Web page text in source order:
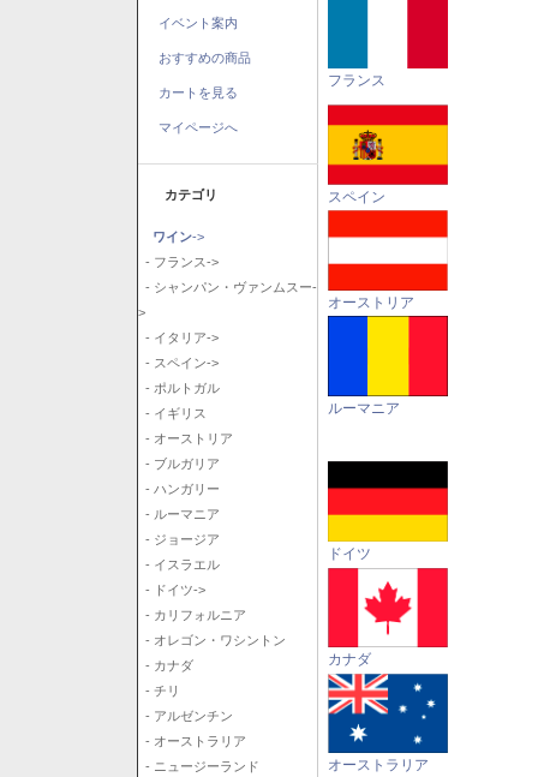
イベント案内
おすすめの商品
カートを見る
マイページへ
カテゴリ
ワイン->
- フランス->
- シャンパン・ヴァンムスー-
>
- イタリア->
- スペイン->
- ポルトガル
- イギリス
- オーストリア
- ブルガリア
- ハンガリー
- ルーマニア
- ジョージア
- イスラエル
- ドイツ->
- カリフォルニア
- オレゴン・ワシントン
- カナダ
- チリ
- アルゼンチン
- オーストラリア
- ニュージーランド
フランス
スペイン
オーストリア
ルーマニア
ドイツ
カナダ
オーストラリア